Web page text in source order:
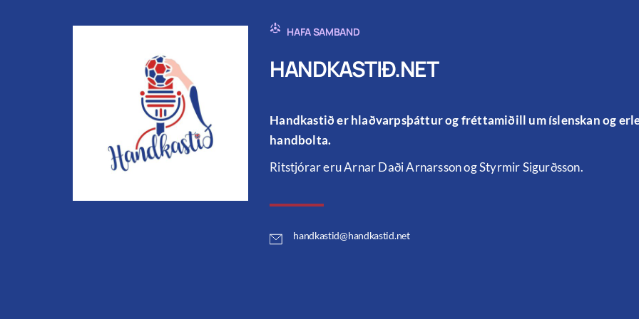
HAFA SAMBAND
HANDKASTIÐ.NET
Handkastið er hlaðvarpsþáttur og fréttamiðill um íslenskan og
handbolta.
Ritstjórar eru Arnar Daði Arnarsson og Styrmir Sigurðsson.
handkastid@handkastid.net